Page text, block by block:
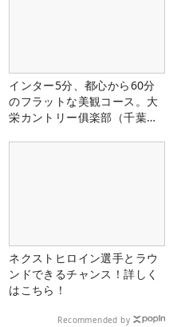
インター5分、都心から60分
のフラットな美観コース。大
栄カントリー俱楽部（千葉
ネクストヒロイン選手とラウ
ンドできるチャンス！詳しく
はこちら！
Recommended by